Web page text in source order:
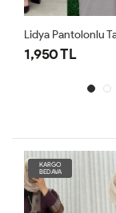
Lidya Pantolonlu
1,950 TL
KARGO
BEDAVA